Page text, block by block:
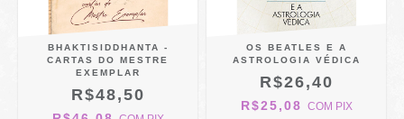
BHAKTISIDDHANTA -
CARTAS DO MESTRE
EXEMPLAR
R$48,50
OS BEATLES E A
ASTROLOGIA VÉDICA
R$26,40
R$25,08 COM PIX